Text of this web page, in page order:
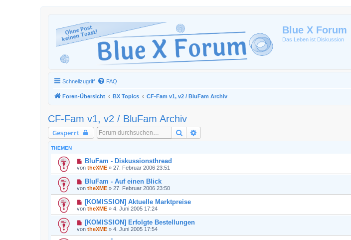
Blue X Forum
Das Leben ist Diskussion
Schnellzugriff FAQ
Foren-Übersicht BX Topics CF-Fam v1, v2 / BluFam Archiv
CF-Fam v1, v2 / BluFam Archiv
Gesperrt Suche
THEMEN
BluFam - Diskussionsthread
von theXME » 27. Februar 2006 23:51
BluFam - Auf einen Blick
von theXME » 27. Februar 2006 23:50
[KOMISSION] Aktuelle Marktpreise
von theXME » 4. Juni 2005 17:24
[KOMISSION] Erfolgte Bestellungen
von theXME » 4. Juni 2005 17:54